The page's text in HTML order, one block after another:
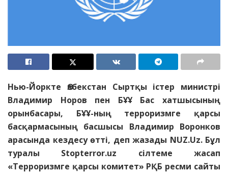
Нью-Йоркте Өзбекстан Сыртқы істер министрі
Владимир Норов пен БҰҰ Бас хатшысының
орынбасары, БҰҰ-ның терроризмге қарсы
басқармасының басшысы Владимир Воронков
арасында кездесу өтті, деп жазады NUZ.Uz. Бұл
туралы Stopterror.uz сілтеме жасап
«Терроризмге қарсы комитет» РҚБ ресми сайты